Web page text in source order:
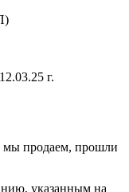
г.
мы продаем, прошли
указанным на